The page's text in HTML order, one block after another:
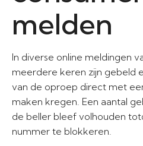
melden
In diverse online meldingen
meerdere keren zijn gebeld
van de oproep direct met
maken kregen. Een aantal
de beller bleef volhouden
nummer te blokkeren.